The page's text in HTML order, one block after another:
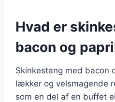
Hvad er
bacon og
Skinkestang med bacon
lækker og velsmagende
som en del af en buffet